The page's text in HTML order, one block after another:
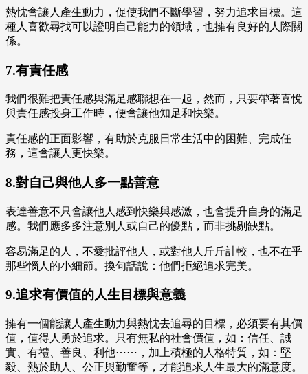
熱忱會讓人產生動力，促使我們不斷學習，努力追求目標。這
種人喜歡尋找可以證明自己能力的領域，也擁有良好的人際關
係。
7.有責任感
我們很難把責任感與滿足感聯想在一起，然而，只要帶著喜悅
與責任感投身工作時，便會讓他知足和快樂。
責任感的正面影響，有助於克服日常生活中的困難、完成任
務，這會讓人更快樂。
8.對自己與他人多一點善意
表達善意不只會讓他人感到快樂與感激，也會提升自身的滿足
感。我們應多多注意別人或自己的優點，而非挑剔缺點。
容易滿足的人，不愛批評他人，或對他人斤斤計較，也不在乎
那些惱人的小細節。換句話說：他們拒絕追求完美。
9.追求有價值的人生目標與意義
擁有一個能讓人產生動力與熱忱去追尋的目標，必須要有其價
值，值得人勇於追求。只有無私的社會價值，如：信任、誠
實、有禮、善良、利他⋯⋯，加上積極的人格特質，如：堅
毅、熱於助人、公正與勤奮等，才能追求人生最大的滿意度。